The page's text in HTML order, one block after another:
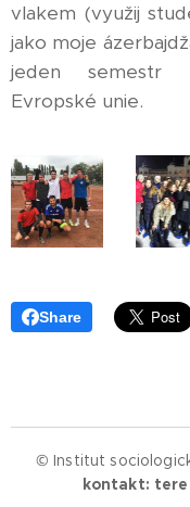
vlakem (využij
jako moje
jeden semestr
Evropské unie.
Share
© Institut
kontakt: